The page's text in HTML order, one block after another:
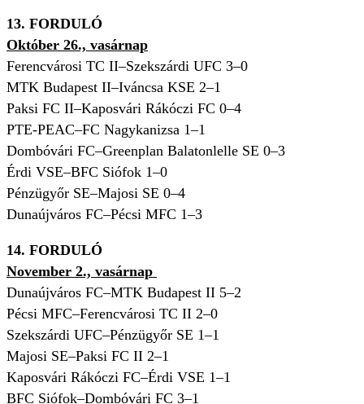
13. FORDULÓ
Október 26., vasárnap
Ferencvárosi TC II–Szekszárdi UFC 3–0
MTK Budapest II–Iváncsa KSE 2–1
Paksi FC II–Kaposvári Rákóczi FC 0–4
PTE-PEAC–FC Nagykanizsa 1–1
Dombóvári FC–Greenplan Balatonlelle SE 0–3
Érdi VSE–BFC Siófok 1–0
Pénzügyőr SE–Majosi SE 0–4
Dunaújváros FC–Pécsi MFC 1–3
14. FORDULÓ
November 2., vasárnap
Dunaújváros FC–MTK Budapest II 5–2
Pécsi MFC–Ferencvárosi TC II 2–0
Szekszárdi UFC–Pénzügyőr SE 1–1
Majosi SE–Paksi FC II 2–1
Kaposvári Rákóczi FC–Érdi VSE 1–1
BFC Siófok–Dombóvári FC 3–1